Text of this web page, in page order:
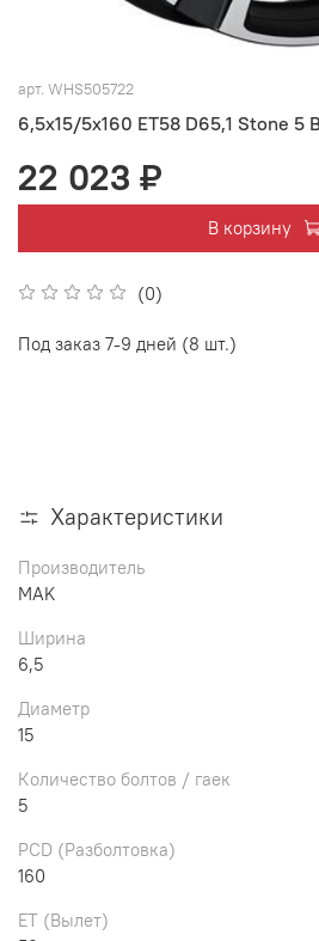
арт. WHS505722
6,5x15/5x160 ET58 D65,1 Stone 5
(0)
22 023 ₽
В корзину
Под заказ 7-9 дней (8 шт.)
Характеристики
Производитель
MAK
Ширина
6,5
Диаметр
15
Количество болтов / гаек
5
PCD (Разболтовка)
160
ET (Вылет)